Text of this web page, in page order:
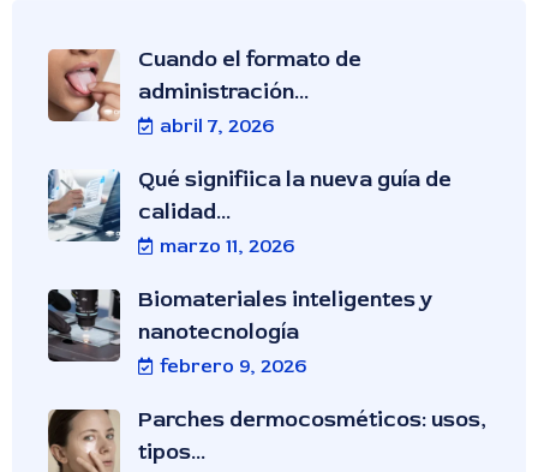
Cuando el formato de
administración...
abril 7, 2026
Qué signifiica la nueva guía de
calidad...
marzo 11, 2026
Biomateriales inteligentes y
nanotecnología
febrero 9, 2026
Parches dermocosméticos: usos,
tipos...